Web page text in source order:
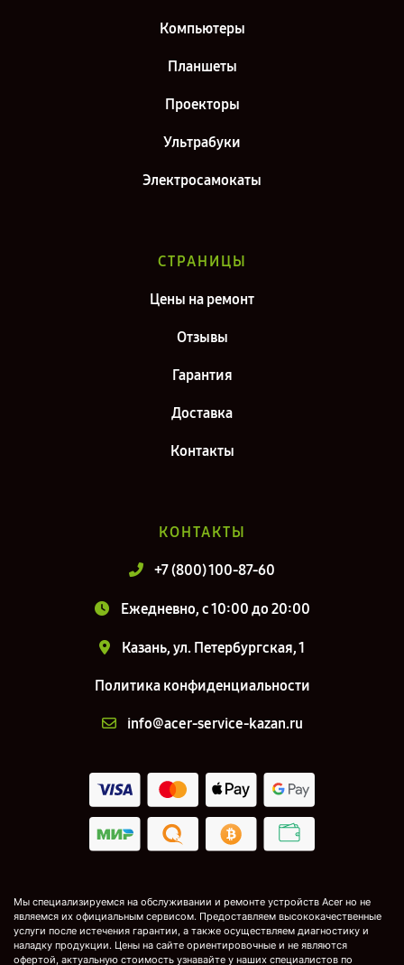
Компьютеры
Планшеты
Проекторы
Ультрабуки
Электросамокаты
СТРАНИЦЫ
Цены на ремонт
Отзывы
Гарантия
Доставка
Контакты
КОНТАКТЫ
+7 (800) 100-87-60
Ежедневно, с 10:00 до 20:00
Казань, ул. Петербургская, 1
Политика конфиденциальности
info@acer-service-kazan.ru
Мы специализируемся на обслуживании и ремонте устройств Acer но не
являемся их официальным сервисом. Предоставляем высококачественные
услуги после истечения гарантии, а также осуществляем диагностику и
наладку продукции. Цены на сайте ориентировочные и не являются
офертой, актуальную стоимость узнавайте у наших специалистов по